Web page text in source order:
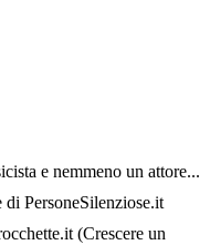
e nemmeno un attore...
PersoneSilenziose.it
(Crescere un